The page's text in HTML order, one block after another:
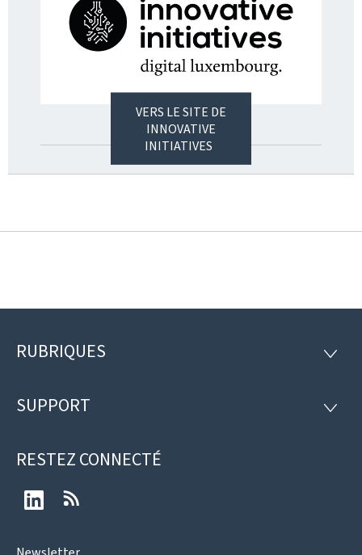
VERS LE SITE DE
INNOVATIVE
INITIATIVES
Pied
page
RUBRIQUES
SUPPORT
RESTEZ CONNECTÉ
LinkedIn